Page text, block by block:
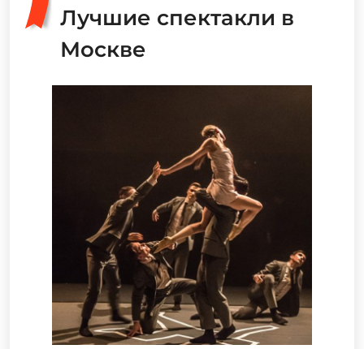
Лучшие спектакли в
Москве